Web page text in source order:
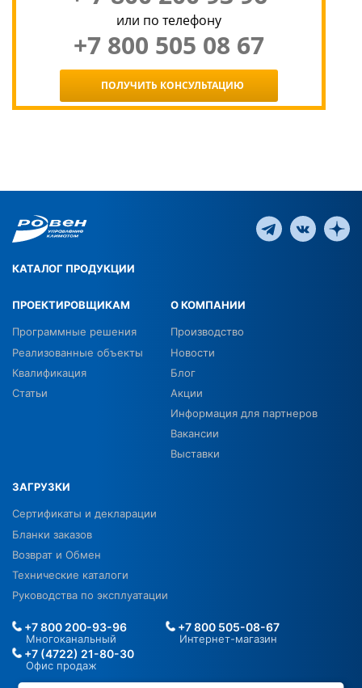
или по телефону
+7 800 505 08 67
ПОЛУЧИТЬ КОНСУЛЬТАЦИЮ
КАТАЛОГ ПРОДУКЦИИ
ПРОЕКТИРОВЩИКАМ
Программные решения
Реализованные объекты
Квалификация
Статьи
О КОМПАНИИ
Производство
Новости
Блог
Акции
Информация для партнеров
Вакансии
Выставки
ЗАГРУЗКИ
Сертификаты и декларации
Бланки заказов
Возврат и Обмен
Технические каталоги
Руководства по эксплуатации
+7 800 200-93-96
Многоканальный
+7 800 505-08-67
Интернет-магазин
+7 (4722) 21-80-30
Офис продаж